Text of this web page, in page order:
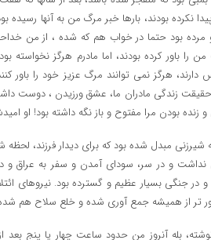
نکرده بودند، بارها خبر مرگ من به آنها
مرده بود حتما در خواب هم که شده ، از من
را باور کرده بودند، اما مادرم هرگز نخواسته
هرگز نمی توانند مرگ عزیز خود را باور
زندگی مادران ما، عشق ورزیدن ، دوست
زنده بودن مرا مفتوح و باز نگه داشته بود! او
شیرزنی مبدل شده بود که برای دیدار فرزند،
نداشت و در سر، سودای آمدن و سفر به عراق و
در جنگی بسیار عظیم و گسترده بود. نیروهای
تر از همیشه جمع آوری شده و خلع سلاح هم
بله آنروز من حدود ساعت چهار یا پنج بعد